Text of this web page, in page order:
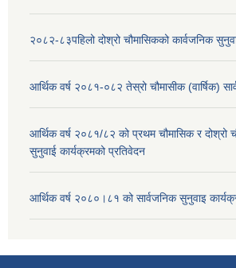
२०८२-८३पहिलो दोश्रो चौमासिकको कार्वजनिक
आर्थिक वर्ष २०८१-०८२ तेस्रो चौमासीक (वार्षिक)
आर्थिक वर्ष २०८१/८२ को प्रथम चौमासिक र दोश्रो
सुनुवाई कार्यक्रमको प्रतिवेदन
आर्थिक वर्ष २०८०।८१ को सार्वजनिक सुनुवाइ